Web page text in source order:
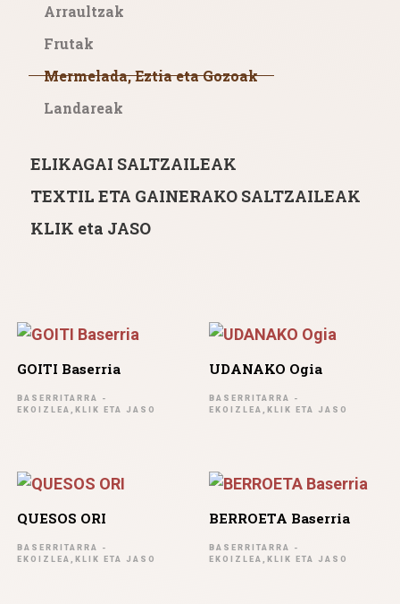
Arraultzak
Frutak
Mermelada, Eztia eta Gozoak
Landareak
ELIKAGAI SALTZAILEAK
TEXTIL ETA GAINERAKO SALTZAILEAK
KLIK eta JASO
GOITI Baserria
BASERRITARRA -
EKOIZLEA,KLIK ETA JASO
UDANAKO Ogia
BASERRITARRA -
EKOIZLEA,KLIK ETA JASO
QUESOS ORI
BASERRITARRA -
EKOIZLEA,KLIK ETA JASO
BERROETA Baserria
BASERRITARRA -
EKOIZLEA,KLIK ETA JASO